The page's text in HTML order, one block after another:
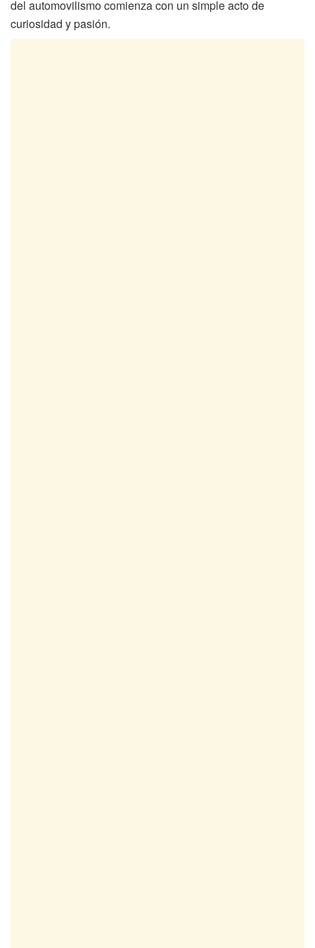
del automovilismo comienza con un simple acto de
curiosidad y pasión.